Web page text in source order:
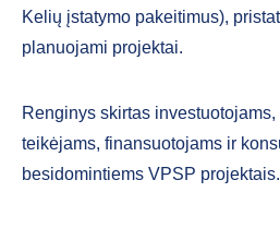
Kelių įstatymo pakeitimus),
planuojami projektai.
Renginys skirtas
teikėjams, finansuotojams ir
besidomintiems VPSP projektais.